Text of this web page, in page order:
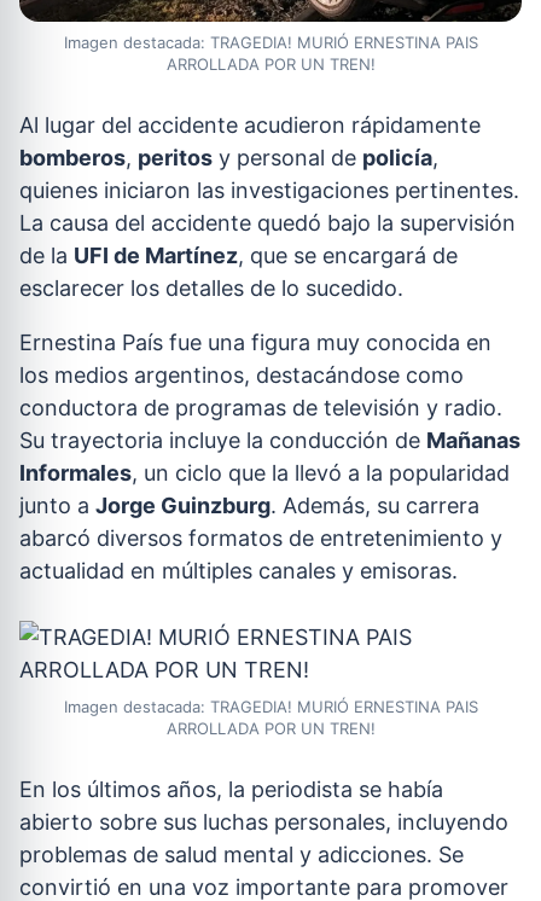
Imagen destacada: TRAGEDIA! MURIÓ ERNESTINA PAIS
ARROLLADA POR UN TREN!
Al lugar del accidente acudieron rápidamente
bomberos, peritos y personal de policía,
quienes iniciaron las investigaciones pertinentes.
La causa del accidente quedó bajo la supervisión
de la UFI de Martínez, que se encargará de
esclarecer los detalles de lo sucedido.
Ernestina País fue una figura muy conocida en
los medios argentinos, destacándose como
conductora de programas de televisión y radio.
Su trayectoria incluye la conducción de Mañanas
Informales, un ciclo que la llevó a la popularidad
junto a Jorge Guinzburg. Además, su carrera
abarcó diversos formatos de entretenimiento y
actualidad en múltiples canales y emisoras.
Imagen destacada: TRAGEDIA! MURIÓ ERNESTINA PAIS
ARROLLADA POR UN TREN!
En los últimos años, la periodista se había
abierto sobre sus luchas personales, incluyendo
problemas de salud mental y adicciones. Se
convirtió en una voz importante para promover